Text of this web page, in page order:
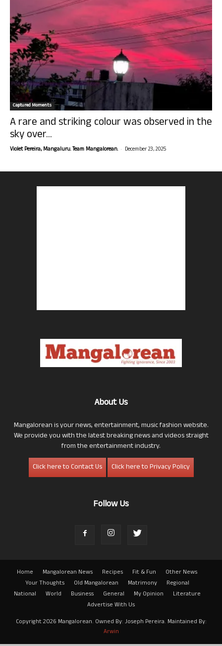
Captured Moments
A rare and striking colour was observed in the
sky over...
Violet Pereira, Mangaluru. Team Mangalorean. - December 23, 2025
About Us
Mangalorean is your news, entertainment, music fashion website.
We provide you with the latest breaking news and videos straight
from the entertainment industry.
Click here to Contact Us
Click here to Privacy Policy
Follow Us
Home Mangalorean News Recipes Fit & Fun
Other News
Your Thoughts
Old Mangalorean Matrimony
Regional
National
World Business General My Opinion
Literature
Advertise With Us
Copyright 2026 Mangalorean. Owned By: Joseph Pereira. Maintained By:
Arwin